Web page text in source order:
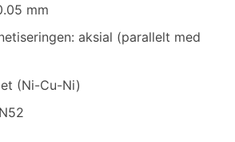
mm
aksial (parallelt med
(Ni-Cu-Ni)